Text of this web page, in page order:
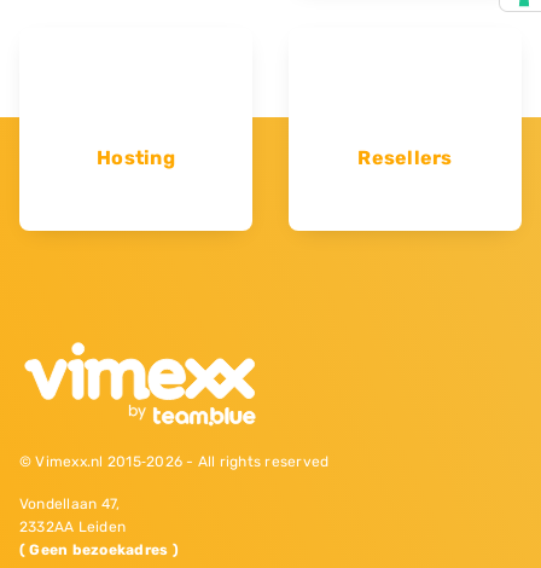
Hosting Resellers
© Vimexx.nl 2015‐2026 - All rights reserved
Vondellaan 47,
2332AA Leiden
( Geen bezoekadres )